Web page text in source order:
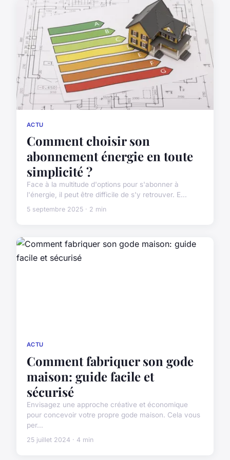
ACTU
Comment choisir son
abonnement énergie en toute
simplicité ?
Face à la multitude d'options pour s'abonner à
l'énergie, il peut être difficile de s'y retrouver. E...
5 septembre 2025 · 2 min
ACTU
Comment fabriquer son gode
maison: guide facile et
sécurisé
Envisagez une approche créative et économique
pour concevoir votre propre gode maison. Cela vous
per...
25 juillet 2024 · 4 min